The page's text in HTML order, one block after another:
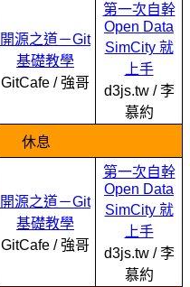
開源之道－Git
基礎教學
GitCafe / 強哥
第一次自幹
Open Data
SimCity 就
上手
d3js.tw / 李
慕約
休息
開源之道－Git
基礎教學
GitCafe / 強哥
第一次自幹
Open Data
SimCity 就
上手
d3js.tw / 李
慕約